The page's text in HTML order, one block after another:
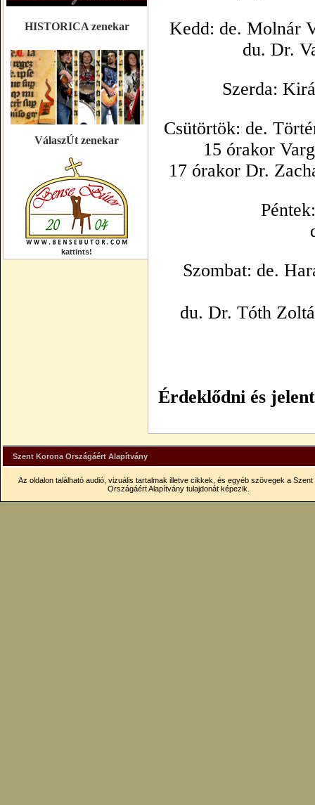
HISTORICA zenekar
VálaszÚt zenekar
kattints!
Kedd: de. Molnár
du. Dr.
Szerda:
Csütörtök: de.
15 órakor
17 órakor Dr.
Szombat: de.
du. Dr. Tóth
Érdeklődni és
Szent Korona Országáért Alapítvány
Az oldalon található audió, vizuális tartalmak illetve cikkek, és egyéb szövegek a Szent
Országáért Alapítvány tulajdonát képezik.